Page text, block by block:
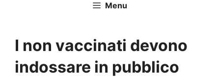
Menu
I non vaccinati devono
indossare in pubblico